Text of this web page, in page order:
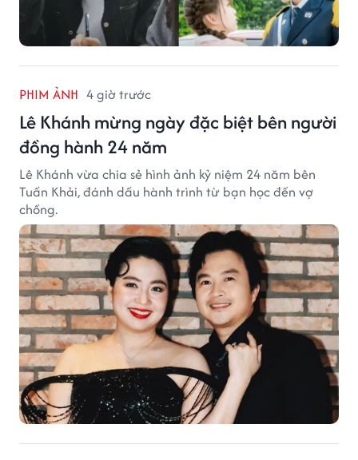
PHIM ẢNH 4 giờ trước
Lê Khánh mừng ngày đặc biệt bên người
đồng hành 24 năm
Lê Khánh vừa chia sẻ hình ảnh kỷ niệm 24 năm bên
Tuấn Khải, đánh dấu hành trình từ bạn học đến vợ
chồng.